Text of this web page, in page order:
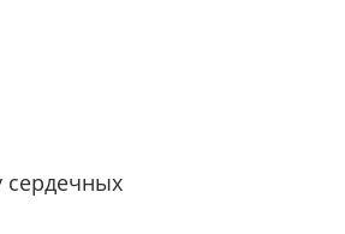
сердечных